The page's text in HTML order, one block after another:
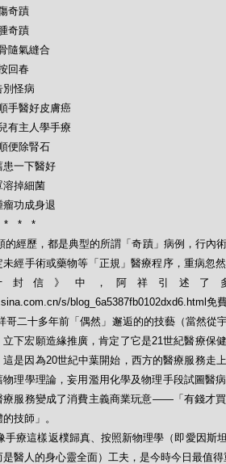
奇蹟
奇蹟
隨氣縫合
回春
別怪病
手醫好皮膚癌
有主人學手療
便除腎石
患一下醫好
溶掉細菌
瘤功成身退
* *
經歷，都是典型的所謂「奇蹟」病例，行內
未經手術或藥物等「正規」醫療程序，重病忽
封信》中，阿祥引述了
s/blog_6a5387fb0102dxd6.html免
哥二十多年前「偶然」邂逅的的技藝（當然從
立下宏願造緣推廣，肯定了它是21世紀醫療保
這是因為20世紀中葉開始，西方的醫療服務走
物理學理論，妄用濫用化學及物理手段試圖醫
療服務變成了消費主義商業玩意——「有錢才
技師」。
療這樣返樸歸真、按照新物理學（即愛因斯
是醫人的身心靈全面）工夫，是今時今日最值